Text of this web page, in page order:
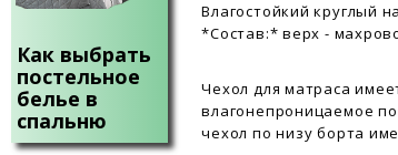
Как выбрать
постельное
белье в
спальню
Влагостойкий круглый
*Состав:* верх -
Чехол для матраса
влагонепроницаемое
чехол по низу борта